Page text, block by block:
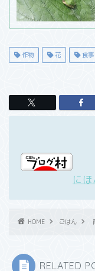
作物 花 食事
に
HOME ごはん
RELATED